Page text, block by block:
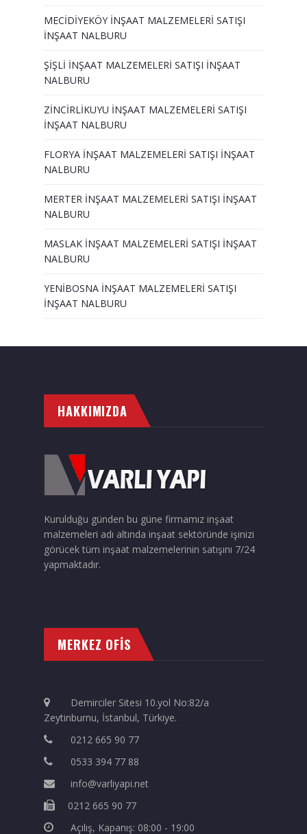
MECİDİYEKÖY İNŞAAT MALZEMELERİ SATIŞI
İNŞAAT NALBURU
ŞİŞLİ İNŞAAT MALZEMELERİ SATIŞI İNŞAAT
NALBURU
ZİNCİRLİKUYU İNŞAAT MALZEMELERİ SATIŞI
İNŞAAT NALBURU
FLORYA İNŞAAT MALZEMELERİ SATIŞI İNŞAAT
NALBURU
MERTER İNŞAAT MALZEMELERİ SATIŞI İNŞAAT
NALBURU
MASLAK İNŞAAT MALZEMELERİ SATIŞI İNŞAAT
NALBURU
YENİBOSNA İNŞAAT MALZEMELERİ SATIŞI
İNŞAAT NALBURU
HAKKIMIZDA
Kurulduğu günden bu güne firmamız inşaat
malzemeleri adı altında inşaat sektöründe işinizi
görücek tüm inşaat malzemelerinin satışını 7/24
yapmaktadır.
MERKEZ OFİS
Demirciler Sitesi 10.yol No:82/a
Zeytinburnu, İstanbul, Türkiye.
0212 665 90 77
0533 394 77 88
info@varliyapi.net
0212 665 90 77
Açılış, Kapanış: 08:00 - 19:00